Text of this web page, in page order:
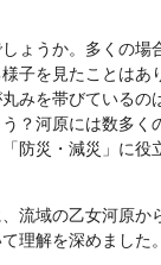
ょうか。多くの場
子を見たことは
みを帯びているの
？河原には数多
防災・減災」に役
流域の乙女河原か
理解を深めました。